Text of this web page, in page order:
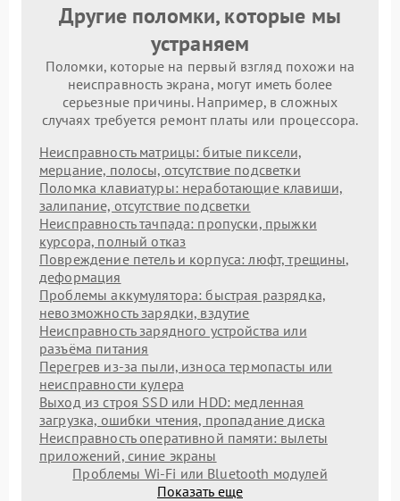
Другие поломки, которые мы
устраняем
Поломки, которые на первый взгляд похожи на
неисправность экрана, могут иметь более
серьезные причины. Например, в сложных
случаях требуется ремонт платы или процессора.
Неисправность матрицы: битые пиксели,
мерцание, полосы, отсутствие подсветки
Поломка клавиатуры: неработающие клавиши,
залипание, отсутствие подсветки
Неисправность тачпада: пропуски, прыжки
курсора, полный отказ
Повреждение петель и корпуса: люфт, трещины,
деформация
Проблемы аккумулятора: быстрая разрядка,
невозможность зарядки, вздутие
Неисправность зарядного устройства или
разъёма питания
Перегрев из‑за пыли, износа термопасты или
неисправности кулера
Выход из строя SSD или HDD: медленная
загрузка, ошибки чтения, пропадание диска
Неисправность оперативной памяти: вылеты
приложений, синие экраны
Проблемы Wi‑Fi или Bluetooth модулей
Показать еще